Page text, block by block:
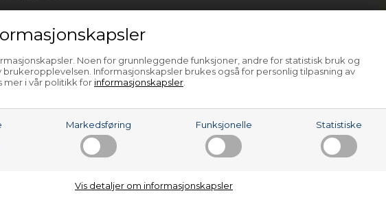
Noen for grunnleggende funksjoner, andre for statistisk bruk og
Informasjonskapsler brukes også for personlig tilpasning av
mer i vår politikk for informasjonskapsler
Markedsføring Funksjonelle Statistiske
Vis detaljer om informasjonskapsler